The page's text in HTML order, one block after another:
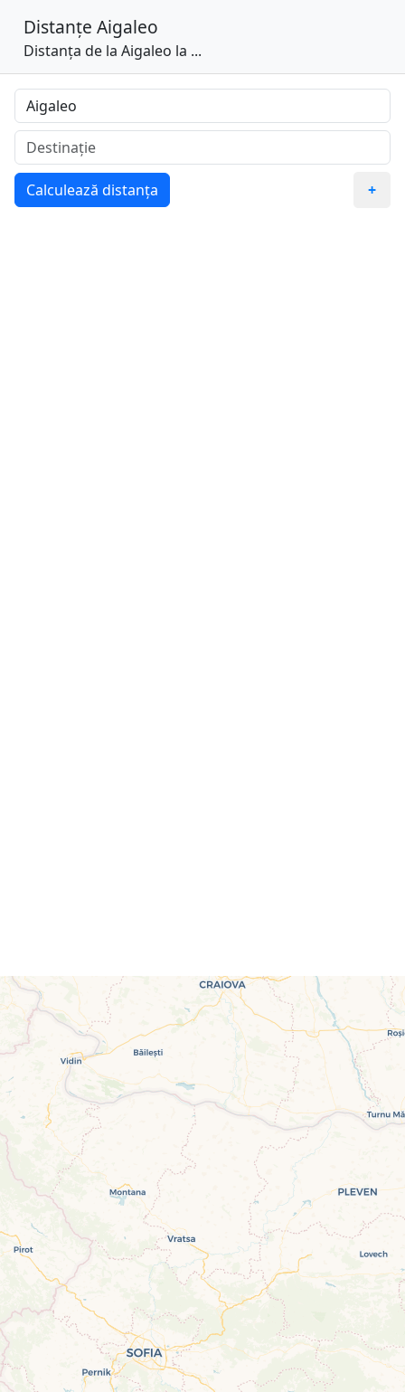
Distanțe Aigaleo
Distanța de la Aigaleo la ...
Calculează distanța +